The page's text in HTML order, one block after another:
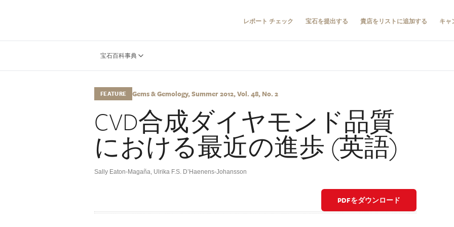
レポート チェック 宝石を提出する 貴店をリストに追加する キャ
宝石百科事典
FEATURE Gems & Gemology, Summer 2012, Vol. 48, No. 2
CVD合成ダイヤモンド品質
における最近の進歩 (英語)
Sally Eaton-Magaña, Ulrika F.S. D’Haenens-Johansson
PDFをダウンロード